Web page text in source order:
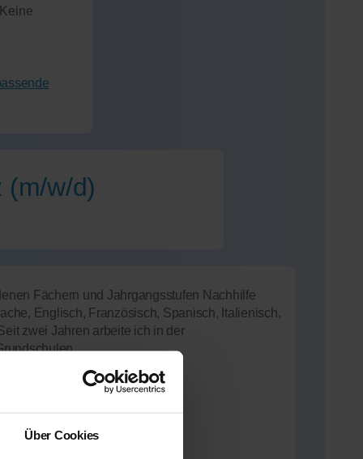
Über Cookies
(m/w/d)
Fächern und Jahrgangsstufen Nachhilfe
Englisch, Französisch, Spanisch, Italienisch,
zwei Jahren arbeite ich in der
MSc. BioGeoSciences